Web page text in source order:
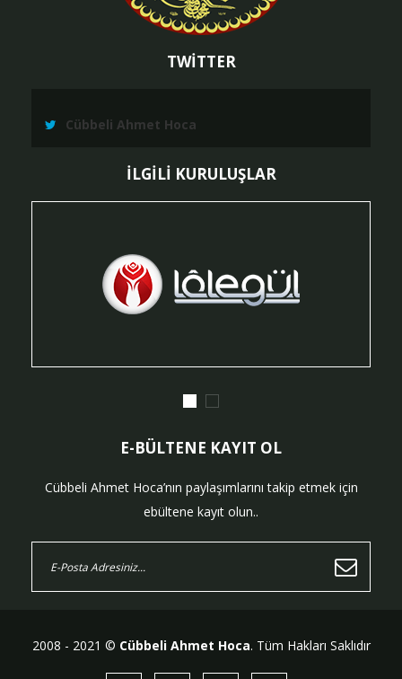
TWİTTER
Cübbeli Ahmet Hoca
İLGİLİ KURULUŞLAR
E-BÜLTENE KAYIT OL
Cübbeli Ahmet Hoca’nın paylaşımlarını takip etmek için
ebültene kayıt olun..
2008 - 2021 © Cübbeli Ahmet Hoca. Tüm Hakları Saklıdır